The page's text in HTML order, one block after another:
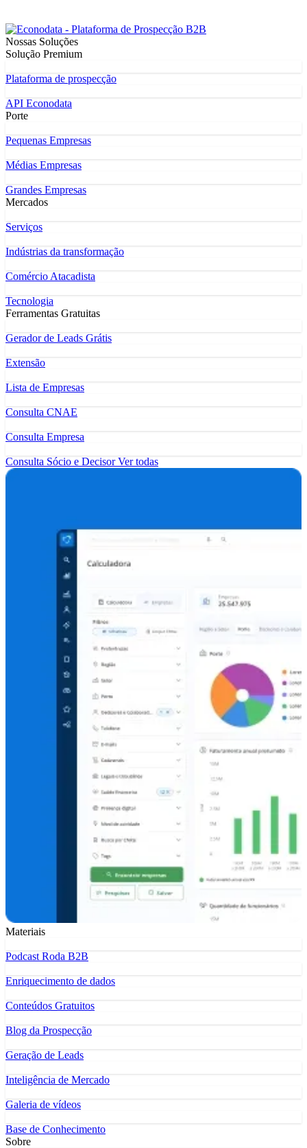
Nossas Soluções
Solução Premium
Plataforma de prospecção
API Econodata
Porte
Pequenas Empresas
Médias Empresas
Grandes Empresas
Mercados
Serviços
Indústrias da transformação
Comércio Atacadista
Tecnologia
Ferramentas Gratuitas
Gerador de Leads Grátis
Extensão
Lista de Empresas
Consulta CNAE
Consulta Empresa
Consulta Sócio e DecisorVer todas
Materiais
Podcast Roda B2B
Enriquecimento de dados
Conteúdos Gratuitos
Blog da Prospecção
Geração de Leads
Inteligência de Mercado
Galeria de vídeos
Base de Conhecimento
Sobre